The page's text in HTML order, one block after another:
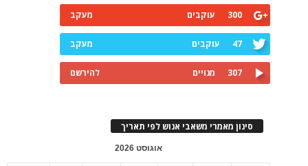
300 עוקבים מעקב
47 עוקבים מעקב
307 מנויים להירשם
סינון מאמרי משאבי אנוש לפי תאריך
אוגוסט 2026